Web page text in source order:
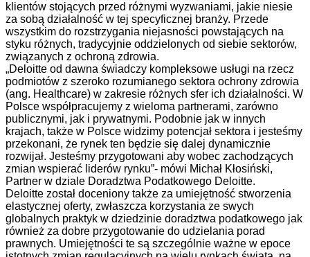
klientów stojących przed różnymi wyzwaniami, jakie niesie
za sobą działalność w tej specyficznej branży. Przede
wszystkim do rozstrzygania niejasności powstających na
styku różnych, tradycyjnie oddzielonych od siebie sektorów,
związanych z ochroną zdrowia.
„Deloitte od dawna świadczy kompleksowe usługi na rzecz
podmiotów z szeroko rozumianego sektora ochrony zdrowia
(ang. Healthcare) w zakresie różnych sfer ich działalności. W
Polsce współpracujemy z wieloma partnerami, zarówno
publicznymi, jak i prywatnymi. Podobnie jak w innych
krajach, także w Polsce widzimy potencjał sektora i jesteśmy
przekonani, że rynek ten będzie się dalej dynamicznie
rozwijał. Jesteśmy przygotowani aby wobec zachodzących
zmian wspierać liderów rynku”- mówi Michał Kłosiński,
Partner w dziale Doradztwa Podatkowego Deloitte.
Deloitte został doceniony także za umiejętność stworzenia
elastycznej oferty, zwłaszcza korzystania ze swych
globalnych praktyk w dziedzinie doradztwa podatkowego jak
również za dobre przygotowanie do udzielania porad
prawnych. Umiejętności te są szczególnie ważne w epoce